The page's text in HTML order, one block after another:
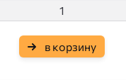
в корзину